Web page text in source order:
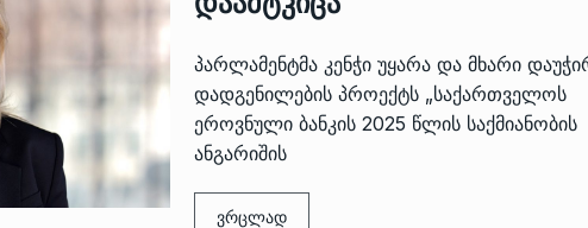
პარლამენტმა კენჭი უყარა და მხარი
დადგენილების პროექტს „საქართველოს
ეროვნული ბანკის 2025 წლის საქმიანობის
ანგარიშის
ვრცლად